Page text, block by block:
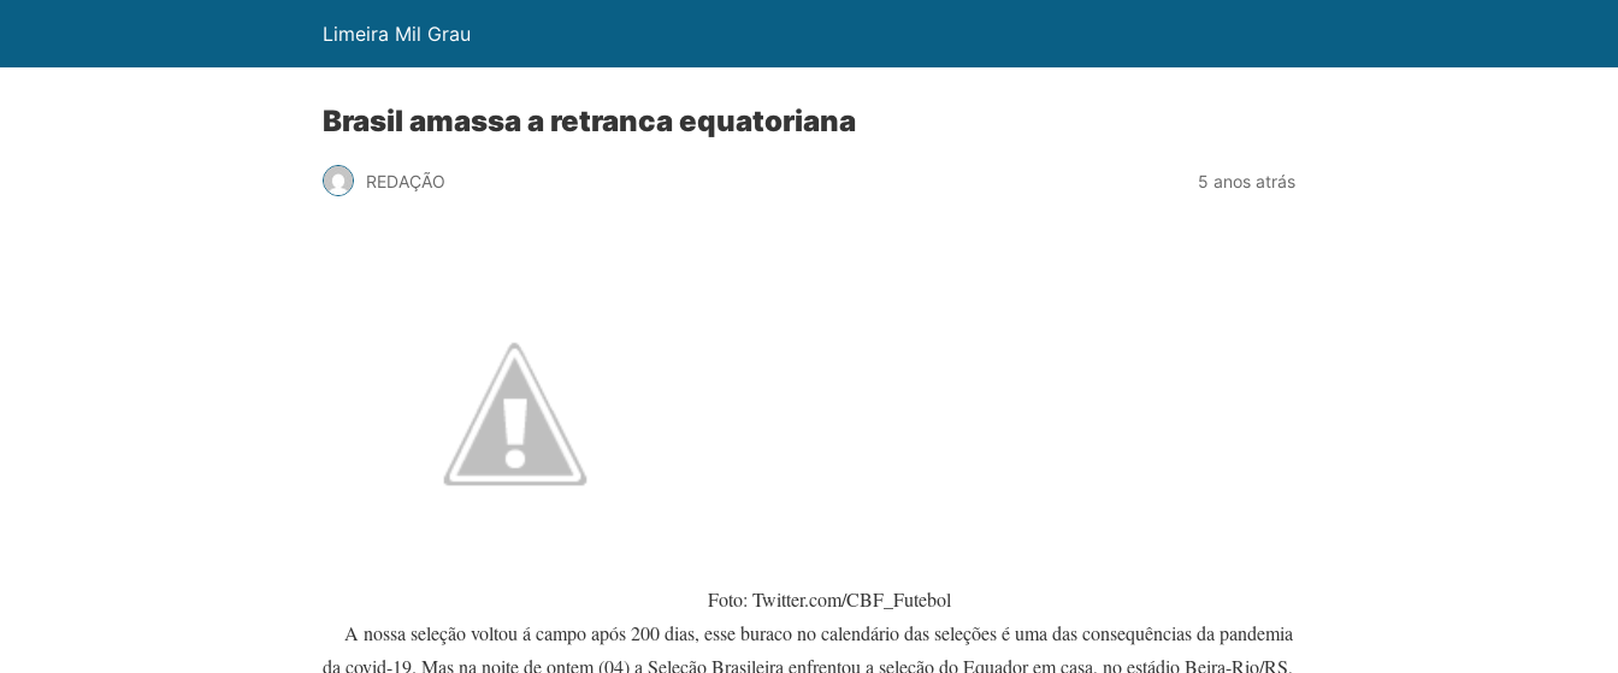
Limeira Mil Grau
Brasil amassa a retranca equatoriana
REDAÇÃO 5 anos atrás
Foto: Twitter.com/CBF_Futebol
A nossa seleção voltou á campo após 200 dias, esse buraco no calendário das seleções é uma das consequências da pandemia
da covid-19. Mas na noite de ontem (04) a Seleção Brasileira enfrentou a seleção do Equador em casa, no estádio Beira-Rio/RS,